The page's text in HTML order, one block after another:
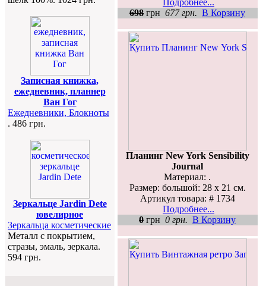
Записная книжка,
ежедневник, планнер
Ван Гог
Ежедневники, Блокноты
. 486 грн.
Зеркальце Jardin Dete
ювелирное
Зеркальца косметические
Металл с покрытием,
стразы, эмаль, зеркала.
594 грн.
698 грн 677 грн. В Корзину
Планинг New York Sensibility
Journal
Материал: .
Размер: большой: 28 х 21 см.
Артикул товара: # 1734
Подробнее...
0 грн 0 грн. В Корзину